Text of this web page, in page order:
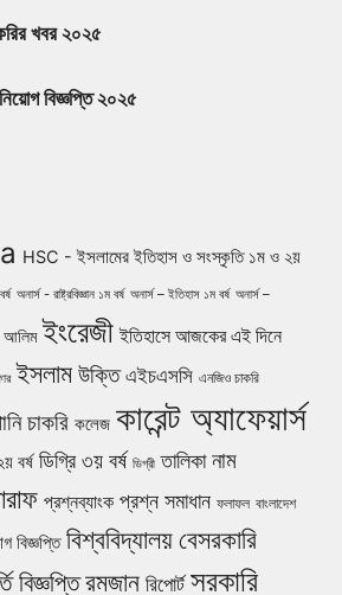
খবর ২০২৫
বিজ্ঞপ্তি ২০২৫
HSC - ইসলামের ইতিহাস ও সংস্কৃতি ১ম ও ২য়
অনার্স - রাষ্ট্রবিজ্ঞান ১ম বর্ষ অনার্স – ইতিহাস ১ম বর্ষ অনার্স –
আলিম ইংরেজী ইতিহাসে আজকের এই দিনে
ইসলাম উক্তি এইচএসসি এনজিও চাকরি
চাকরি কলেজ কারেন্ট অ্যাফেয়ার্স
বর্ষ ডিগ্রি ৩য় বর্ষ ডিগ্রী তালিকা নাম
প্রশ্নব্যাংক প্রশ্ন সমাধান ফলাফল বাংলাদেশ
বিজ্ঞপ্তি বিশ্ববিদ্যালয়বেসরকারি
বিজ্ঞপ্তিরমজান রিপোর্ট সরকারি